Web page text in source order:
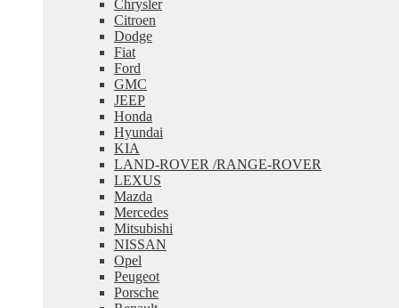
Chrysler
Citroen
Dodge
Fiat
Ford
GMC
JEEP
Honda
Hyundai
KIA
LAND-ROVER /RANGE-ROVER
LEXUS
Mazda
Mercedes
Mitsubishi
NISSAN
Opel
Peugeot
Porsche